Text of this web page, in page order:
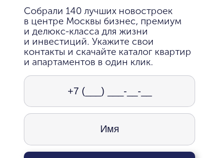
Собрали 140 лучших новостроек
в центре Москвы бизнес, премиум
и делюкс-класса для жизни
и инвестиций. Укажите свои
контакты и скачайте каталог квартир
и апартаментов в один клик.